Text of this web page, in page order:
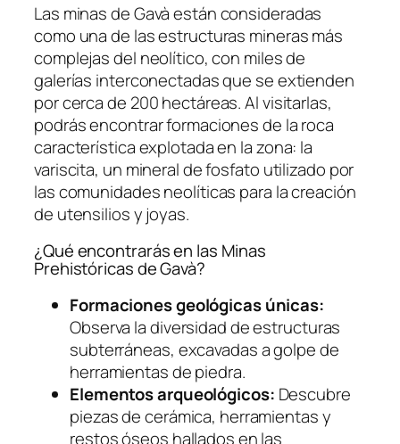
Las minas de Gavà están consideradas
como una de las estructuras mineras más
complejas del neolítico, con miles de
galerías interconectadas que se extienden
por cerca de 200 hectáreas. Al visitarlas,
podrás encontrar formaciones de la roca
característica explotada en la zona: la
variscita, un mineral de fosfato utilizado por
las comunidades neolíticas para la creación
de utensilios y joyas.
¿Qué encontrarás en las Minas
Prehistóricas de Gavà?
Formaciones geológicas únicas:
Observa la diversidad de estructuras
subterráneas, excavadas a golpe de
herramientas de piedra.
Elementos arqueológicos: Descubre
piezas de cerámica, herramientas y
restos óseos hallados en las